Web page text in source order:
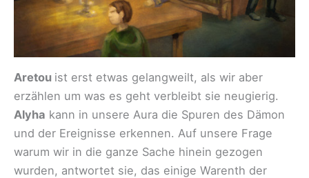
Aretou ist erst etwas gelangweilt, als wir aber
erzählen um was es geht verbleibt sie neugierig.
Alyha kann in unsere Aura die Spuren des Dämon
und der Ereignisse erkennen. Auf unsere Frage
warum wir in die ganze Sache hinein gezogen
wurden, antwortet sie, das einige Warenth der